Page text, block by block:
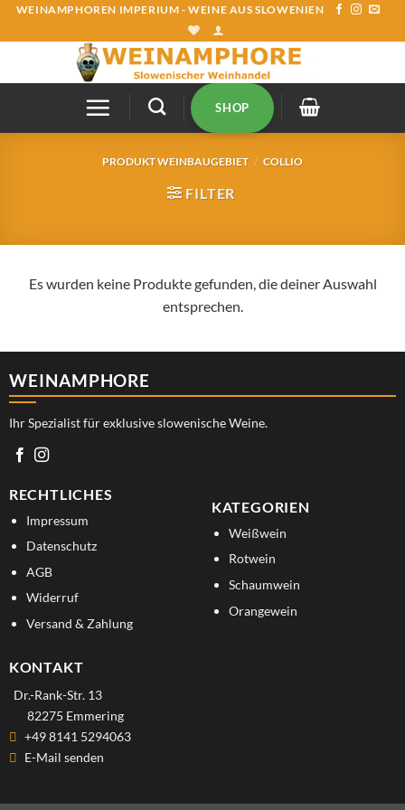
ZumWEINAMPHOREN IMPERIUM - WEINE AUS SLOWENIEN
SHOP
PRODUKT WEINBAUGEBIET / COLLIO
FILTER
Es wurden keine Produkte gefunden, die deiner Auswahl
entsprechen.
WEINAMPHORE
Ihr Spezialist für exklusive slowenische Weine.
RECHTLICHES
Impressum
Datenschutz
AGB
Widerruf
Versand & Zahlung
KATEGORIEN
Weißwein
Rotwein
Schaumwein
Orangewein
KONTAKT
Dr.-Rank-Str. 13
82275 Emmering
+49 8141 5294063
E-Mail senden